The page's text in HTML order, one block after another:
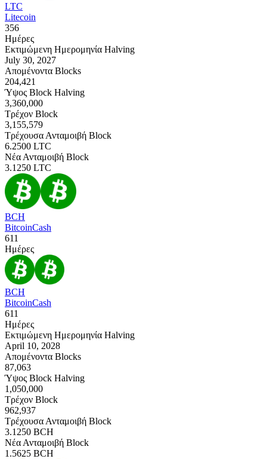
LTC
Litecoin
356
Ημέρες
Εκτιμώμενη Ημερομηνία Halving
July 30, 2027
Απομένοντα Blocks
204,421
Ύψος Block Halving
3,360,000
Τρέχον Block
3,155,579
Τρέχουσα Ανταμοιβή Block
6.2500 LTC
Νέα Ανταμοιβή Block
3.1250 LTC
BCH
BitcoinCash
611
Ημέρες
BCH
BitcoinCash
611
Ημέρες
Εκτιμώμενη Ημερομηνία Halving
April 10, 2028
Απομένοντα Blocks
87,063
Ύψος Block Halving
1,050,000
Τρέχον Block
962,937
Τρέχουσα Ανταμοιβή Block
3.1250 BCH
Νέα Ανταμοιβή Block
1.5625 BCH